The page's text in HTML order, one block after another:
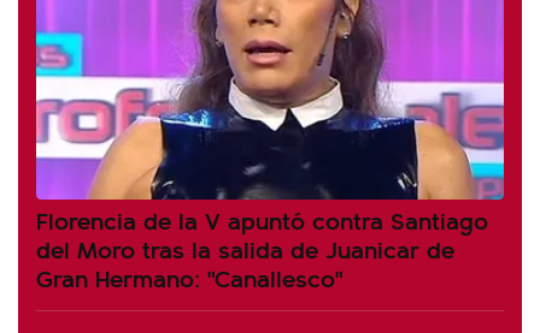
Florencia de la V apuntó contra Santiago
del Moro tras la salida de Juanicar de
Gran Hermano: "Canallesco"